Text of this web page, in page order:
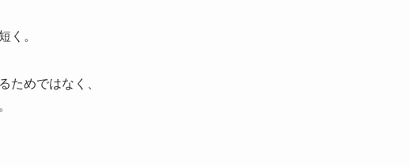
く。
ためではなく、